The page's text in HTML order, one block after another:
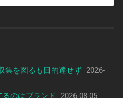
集を図るも目的達せず 2026-
るのはブランド
2026-08-05